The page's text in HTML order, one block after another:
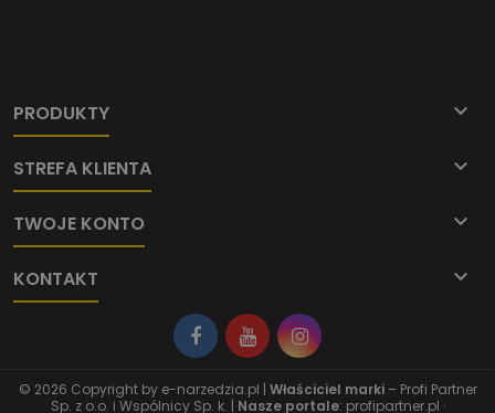
PRODUKTY 
STREFA KLIENTA 
TWOJE KONTO 
KONTAKT 
© 2026 Copyright by e-narzedzia.pl | Właściciel marki– Profi Partner
Sp. z o.o. i Wspólnicy Sp. k. | Nasze portale: profipartner.pl ·